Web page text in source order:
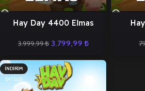
Hay Day 4400 Elmas
3.999,99₺ 3.799,99 ₺
İNDIRIM
SATILDI